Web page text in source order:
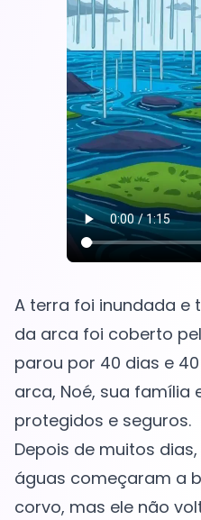
A terra foi inundada e
da arca foi coberto
parou por 40 dias e
arca, Noé, sua família
protegidos e seguros.
Depois de muitos
águas começaram a
corvo, mas ele não